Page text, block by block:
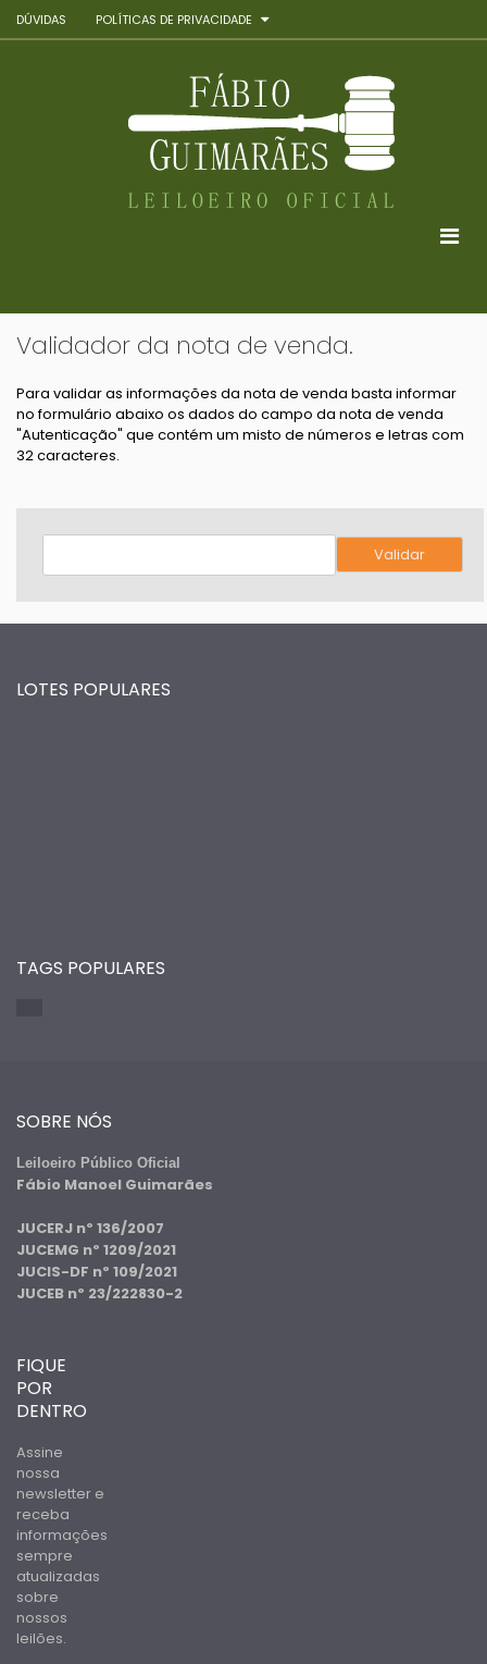
DÚVIDAS POLÍTICAS DE PRIVACIDADE
Validador da nota de venda.
Para validar as informações da nota de venda basta informar
no formulário abaixo os dados do campo da nota de venda
"Autenticação" que contém um misto de números e letras com
32 caracteres.
LOTES POPULARES
TAGS POPULARES
SOBRE NÓS
Leiloeiro Público Oficial
Fábio Manoel Guimarães
JUCERJ nº 136/2007
JUCEMG nº 1209/2021
JUCIS-DF nº 109/2021
JUCEB nº 23/222830-2
FIQUE
POR
DENTRO
Assine
nossa
newsletter e
receba
informações
sempre
atualizadas
sobre
nossos
leilões.